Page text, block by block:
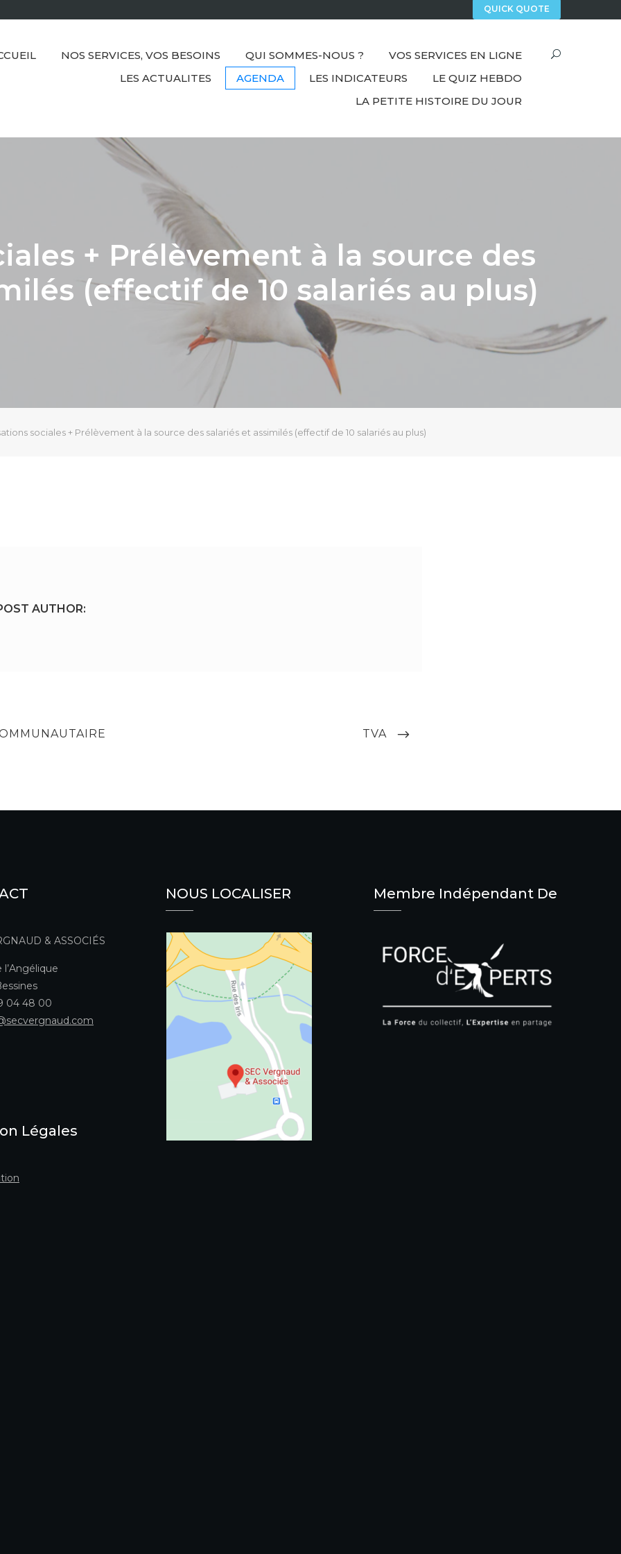
QUICK QUOTE
NOS SERVICES, VOS BESOINS QUI SOMMES-NOUS ?
VOS SERVICES EN LIGNE
LES ACTUALITES
AGENDA LES INDICATEURS
LE QUIZ HEBDO
LA PETITE HISTOIRE DU JOUR
+ Prélèvement à la source des
(effectif de 10 salariés au plus)
sociales + Prélèvement à la source des salariés et assimilés (effectif de 10 salariés au plus)
AUTHOR:
NEXT
TVA
& ASSOCIÉS
l’Angélique
04 48 00
Légales
NOUS LOCALISER Membre Indépendant De